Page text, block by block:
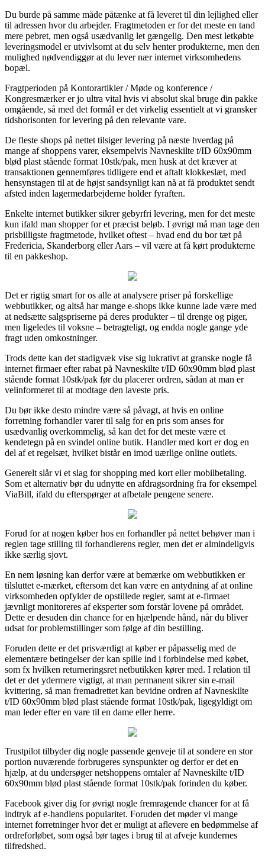
Du burde på samme måde påtænke at få leveret til din lejlighed eller
til adressen hvor du arbejder. Fragtmetoden er for det meste en tand
mere pebret, men også usædvanlig let gængelig. Den mest letkøbte
leveringsmodel er utvivlsomt at du selv henter produkterne, men den
mulighed nødvendiggør at du lever nær internet virksomhedens
bopæl.
Fragtperioden på Kontorartikler / Møde og konference /
Kongresmærker er jo ultra vital hvis vi absolut skal bruge din pakke
omgående, så med det formål er det virkelig essentielt at vi gransker
tidshorisonten for levering på den relevante vare.
De fleste shops på nettet tilsiger levering på næste hverdag på
mange af shoppens varer, eksempelvis Navneskilte t/ID 60x90mm
blød plast stående format 10stk/pak, men husk at det kræver at
transaktionen gennemføres tidligere end et aftalt klokkeslæt, med
hensynstagen til at de højst sandsynligt kan nå at få produktet sendt
afsted inden lagermedarbejderne holder fyraften.
Enkelte internet butikker sikrer gebyrfri levering, men for det meste
kun ifald man shopper for et præcist beløb. I øvrigt må man tage den
prisbilligste fragtmetode, hvilket oftest – hvad end du bor tæt på
Fredericia, Skanderborg eller Aars – vil være at få kørt produkterne
til en pakkeshop.
Det er rigtig smart for os alle at analysere priser på forskellige
webbutikker, og altså har mange e-shops ikke kunne lade være med
at nedsætte salgspriserne på deres produkter – til drenge og piger,
men ligeledes til voksne – betragteligt, og endda nogle gange yde
fragt uden omkostninger.
Trods dette kan det stadigvæk vise sig lukrativt at granske nogle få
internet firmaer efter rabat på Navneskilte t/ID 60x90mm blød plast
stående format 10stk/pak før du placerer ordren, sådan at man er
velinformeret til at modtage den laveste pris.
Du bør ikke desto mindre være så påvagt, at hvis en online
forretning forhandler varer til salg for en pris som anses for
usædvanlig overkommelig, så kan det for det meste være et
kendetegn på en svindel online butik. Handler med kort er dog en
del af et regelsæt, hvilket bistår en imod uærlige online outlets.
Generelt slår vi et slag for shopping med kort eller mobilbetaling.
Som et alternativ bør du udnytte en afdragsordning fra for eksempel
ViaBill, ifald du efterspørger at afbetale pengene senere.
Forud for at nogen køber hos en forhandler på nettet behøver man i
reglen tage stilling til forhandlerens regler, men det er almindeligvis
ikke særlig sjovt.
En nem løsning kan derfor være at bemærke om webbutikken er
tilsluttet e-mærket, eftersom det kan være en antydning af at online
virksomheden opfylder de opstillede regler, samt at e-firmaet
jævnligt monitoreres af eksperter som forstår lovene på området.
Dette er desuden din chance for en hjælpende hånd, når du bliver
udsat for problemstillinger som følge af din bestilling.
Foruden dette er det prisværdigt at køber er påpasselig med de
elementære betingelser der kan spille ind i forbindelse med købet,
som fx hvilken returneringsret netbutikken kører med. I relation til
det er det ydermere vigtigt, at man permanent sikrer sin e-mail
kvittering, så man fremadrettet kan bevidne ordren af Navneskilte
t/ID 60x90mm blød plast stående format 10stk/pak, ligegyldigt om
man leder efter en vare til en dame eller herre.
Trustpilot tilbyder dig nogle passende genveje til at sondere en stor
portion nuværende forbrugeres synspunkter og derfor er det en
hjælp, at du undersøger netshoppens omtaler af Navneskilte t/ID
60x90mm blød plast stående format 10stk/pak forinden du køber.
Facebook giver dig for øvrigt nogle fremragende chancer for at få
indtryk af e-handlens popularitet. Foruden det møder vi mange
internet forretninger hvor det er muligt at aflevere en bedømmelse af
ordreforløbet, som også bør tages i brug til at afveje kundernes
tilfredshed.